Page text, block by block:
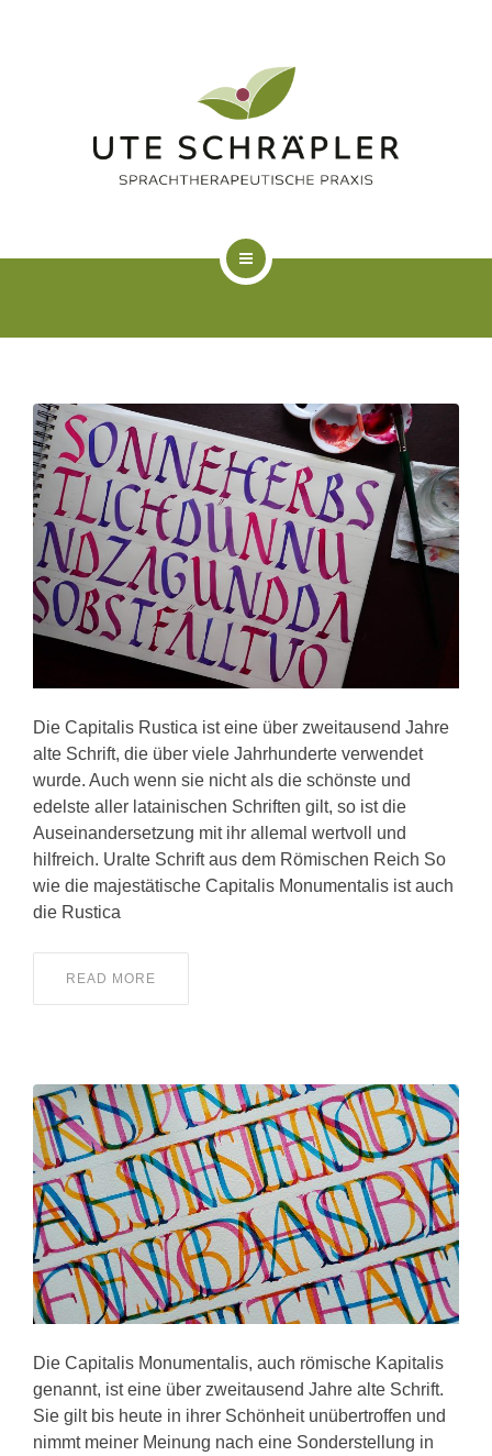
KUNSTTHERAPIE
ÜBER MICH
KONTAKT
Die Capitalis Rustica ist eine über zweitausend Jahre
alte Schrift, die über viele Jahrhunderte verwendet
wurde. Auch wenn sie nicht als die schönste und
edelste aller latainischen Schriften gilt, so ist die
Auseinandersetzung mit ihr allemal wertvoll und
hilfreich. Uralte Schrift aus dem Römischen Reich So
wie die majestätische Capitalis Monumentalis ist auch
die Rustica
READ MORE
Die Capitalis Monumentalis, auch römische Kapitalis
genannt, ist eine über zweitausend Jahre alte Schrift.
Sie gilt bis heute in ihrer Schönheit unübertroffen und
nimmt meiner Meinung nach eine Sonderstellung in